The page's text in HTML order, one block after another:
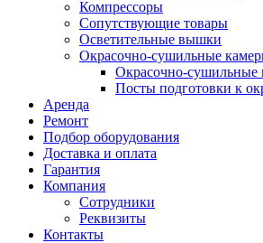
Компрессоры
Сопутствующие товары
Осветительные вышки
Окрасочно-сушильные
Окрасочно-сушильные
Посты подготовки к
Аренда
Ремонт
Подбор оборудования
Доставка и оплата
Гарантия
Компания
Сотрудники
Реквизиты
Контакты